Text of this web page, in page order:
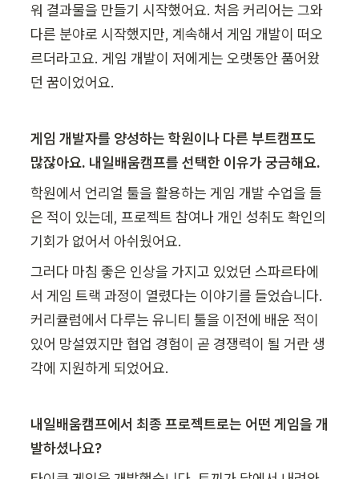
워 결과물을 만들기 시작했어요. 처음 커리어는 그와
다른 분야로 시작했지만, 계속해서 게임 개발이 떠오
르더라고요. 게임 개발이 저에게는 오랫동안 품어왔
던 꿈이었어요.
게임 개발자를 양성하는 학원이나 다른 부트캠프도
많잖아요. 내일배움캠프를 선택한 이유가 궁금해요.
학원에서 언리얼 툴을 활용하는 게임 개발 수업을 들
은 적이 있는데, 프로젝트 참여나 개인 성취도 확인의
기회가 없어서 아쉬웠어요.
그러다 마침 좋은 인상을 가지고 있었던 스파르타에
서 게임 트랙 과정이 열렸다는 이야기를 들었습니다.
커리큘럼에서 다루는 유니티 툴을 이전에 배운 적이
있어 망설였지만 협업 경험이 곧 경쟁력이 될 거란 생
각에 지원하게 되었어요.
내일배움캠프에서 최종 프로젝트로는 어떤 게임을 개
발하셨나요?